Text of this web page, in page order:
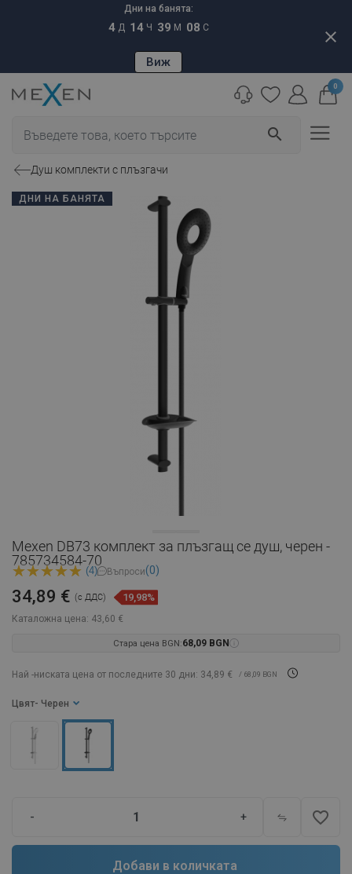
Дни на банята:
4 Д 14 Ч 39 М 07 С
Виж
close
search
0
Душ комплекти с плъзгачи
ДНИ НА БАНЯТА
Mexen DB73 комплект за плъзгащ се душ, черен -
785734584-70
(4) Въпроси(0)
Каталожна цена: 43,60 €
34,89 € (с ДДС) 19,98%
Стара цена BGN:68,09 BGN
Най -ниската цена от последните 30 дни: 34,89 € / 68,09 BGN
Цвят - Черен
- + favorite_border
Добави в количката